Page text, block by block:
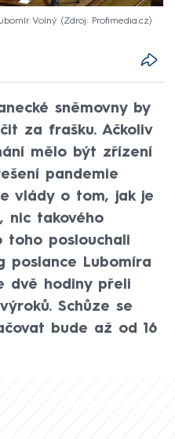
Volný Zdroj: Profimedia.cz
sněmovny by
za frašku. Ačkoliv
mělo být zřízení
pandemie
vlády o tom, jak je
nic takového
toho poslouchali
poslance Lubomíra
dvě hodiny přeli
Schůze se
bude až od 16